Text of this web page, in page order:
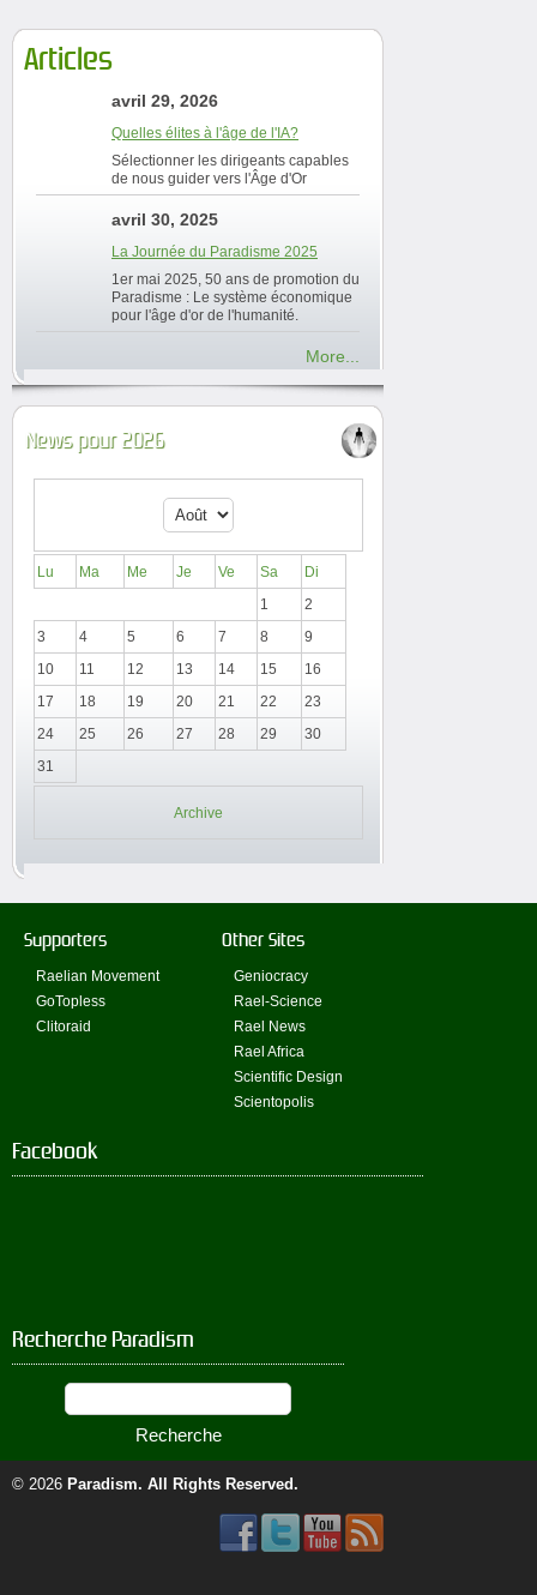
Articles
avril 29, 2026
Quelles élites à l'âge de l'IA?
Sélectionner les dirigeants capables
de nous guider vers l'Âge d'Or
avril 30, 2025
La Journée du Paradisme 2025
1er mai 2025, 50 ans de promotion du
Paradisme : Le système économique
pour l'âge d'or de l'humanité.
More...
News pour 2026
Lu Ma Me Je Ve Sa
Di
1
2
3
4 5 6 7 8
9
10
11 12 13 14 15
16
17
18 19 20 21 22
23
24
25 26 27 28 29
30
31
Archive
Supporters
Raelian Movement
GoTopless
Clitoraid
Other Sites
Geniocracy
Rael-Science
Rael News
Rael Africa
Scientific Design
Scientopolis
Facebook
Recherche Paradism
© 2026 Paradism. All Rights Reserved.